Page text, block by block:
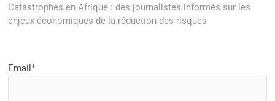
post:
Catastrophes en Afrique : des journalistes informés sur les
enjeux économiques de la réduction des risques
Email*